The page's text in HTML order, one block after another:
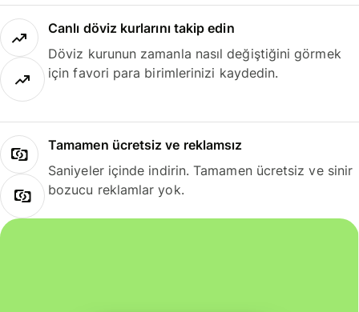
Canlı döviz kurlarını takip edin
Döviz kurunun zamanla nasıl değiştiğini görmek
için favori para birimlerinizi kaydedin.
Tamamen ücretsiz ve reklamsız
Saniyeler içinde indirin. Tamamen ücretsiz ve sinir
bozucu reklamlar yok.